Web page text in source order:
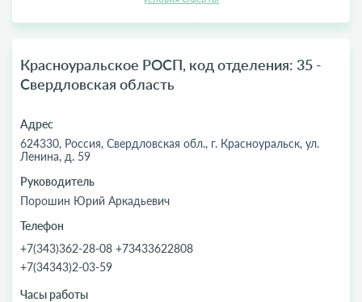
Красноуральское РОСП, код отделения: 35 -
Свердловская область
Адрес
624330, Россия, Свердловская обл., г. Красноуральск, ул.
Ленина, д. 59
Руководитель
Порошин Юрий Аркадьевич
Телефон
+7(343)362-28-08 +73433622808
+7(34343)2-03-59
Часы работы